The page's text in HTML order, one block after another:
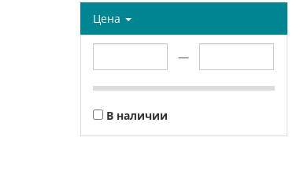
Цена
—
В наличии